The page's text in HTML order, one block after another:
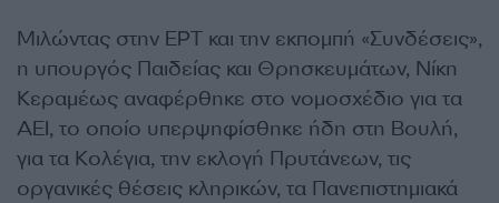
Μιλώντας στην ΕΡΤ και την εκπομπή «Συνδέσεις»,
η υπουργός Παιδείας και Θρησκευμάτων, Νίκη
Κεραμέως αναφέρθηκε στο νομοσχέδιο για τα
ΑΕΙ, το οποίο υπερψηφίσθηκε ήδη στη Βουλή,
για τα Κολέγια, την εκλογή Πρυτάνεων, τις
οργανικές θέσεις κληρικών, τα Πανεπιστημιακά